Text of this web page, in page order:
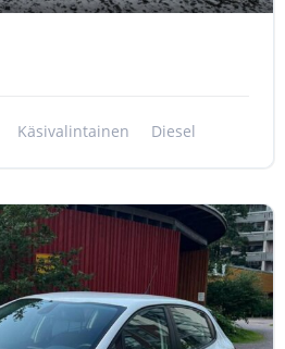
Käsivalintainen Diesel